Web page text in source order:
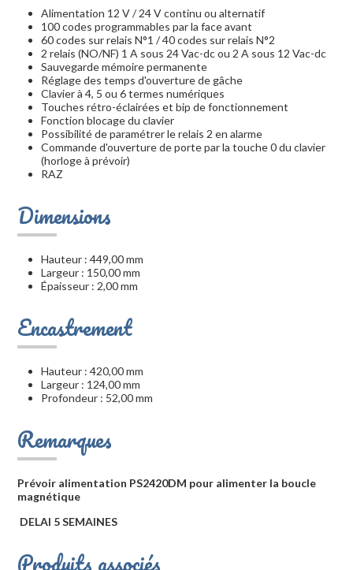
Alimentation 12 V / 24 V continu ou alternatif
100 codes programmables par la face avant
60 codes sur relais N°1 / 40 codes sur relais N°2
2 relais (NO/NF) 1 A sous 24 Vac-dc ou 2 A sous 12 Vac-dc
Sauvegarde mémoire permanente
Réglage des temps d'ouverture de gâche
Clavier à 4, 5 ou 6 termes numériques
Touches rétro-éclairées et bip de fonctionnement
Fonction blocage du clavier
Possibilité de paramétrer le relais 2 en alarme
Commande d'ouverture de porte par la touche 0 du clavier
(horloge à prévoir)
RAZ
Dimensions
Hauteur : 449,00 mm
Largeur : 150,00 mm
Épaisseur : 2,00 mm
Encastrement
Hauteur : 420,00 mm
Largeur : 124,00 mm
Profondeur : 52,00 mm
Remarques
Prévoir alimentation PS2420DM pour alimenter la boucle
magnétique
DELAI 5 SEMAINES